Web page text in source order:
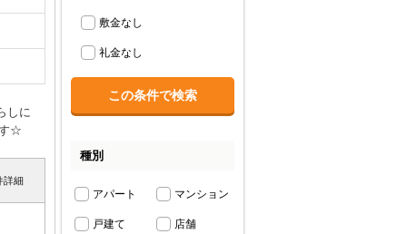
しに
す☆
詳細
敷金なし
礼金なし
種別
アパート マンション
戸建て 店舗